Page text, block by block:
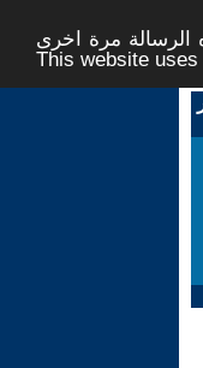
مرة اخرى -
This website